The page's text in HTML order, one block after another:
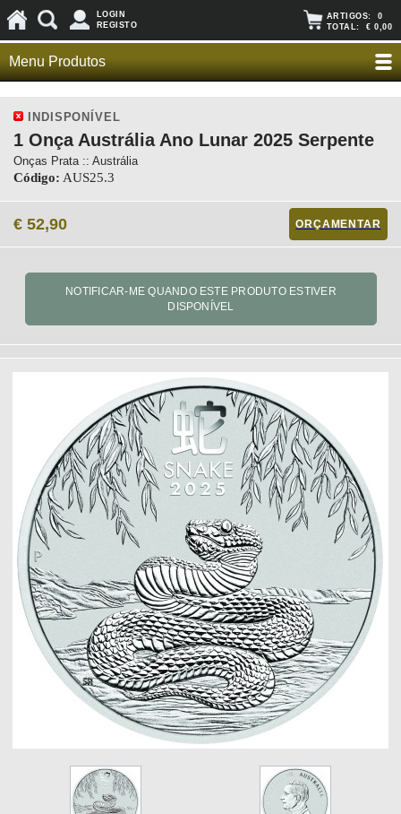
LOGIN
REGISTO
ARTIGOS: 0
TOTAL: € 0,00
Menu Produtos
INDISPONÍVEL
1 Onça Austrália Ano Lunar 2025 Serpente
Onças Prata :: Austrália
Código: AUS25.3
€ 52,90 ORÇAMENTAR